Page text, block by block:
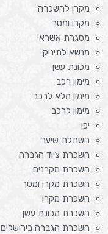
מקרן להשכרה
מקרן ומסך
מסגרת אשראי
מנשא לתינוק
מכונת עשן
מימון רכב
מימון מלא לרכב
מימון לרכב
יפו
השתלת שיער
השכרת ציוד הגברה
השכרת מקרנים
השכרת מקרן ומסך
השכרת מקרן
השכרת מכונת עשן
השכרת הגברה בירושלים